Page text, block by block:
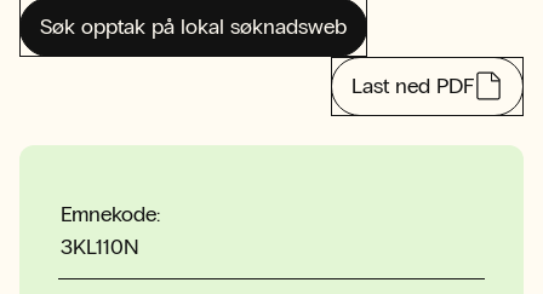
Søk opptak på lokal søknadsweb
Last ned PDF
Emnekode:
3KL110N